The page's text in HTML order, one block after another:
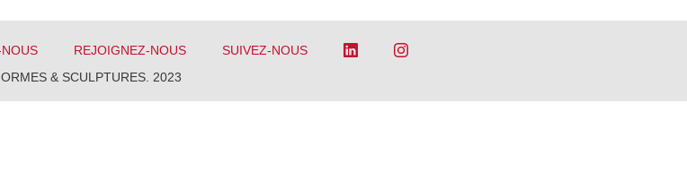
NOUS REJOIGNEZ-NOUS
SUIVEZ-NOUS
& SCULPTURES. 2023